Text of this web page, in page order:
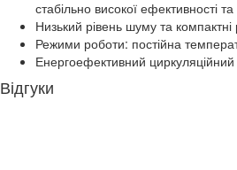
стабільно високої ефективності
Низький рівень шуму та компактні
Режими роботи: постійна
Енергоефективний
Відгуки